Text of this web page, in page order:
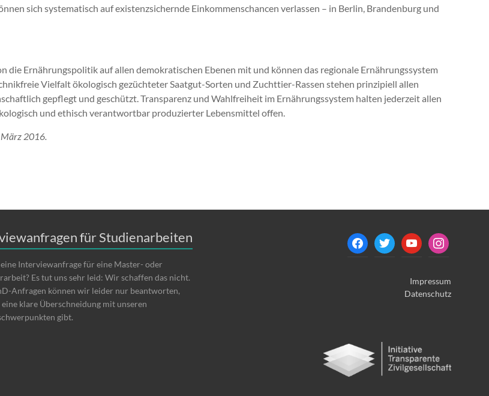
sich systematisch auf existenzsichernde Einkommenschancen verlassen – in Berlin, Brandenburg und
die Ernährungspolitik auf allen demokratischen Ebenen mit und können das regionale Ernährungssystem
Vielfalt ökologisch gezüchteter Saatgut-Sorten und Zuchttier-Rassen stehen prinzipiell allen
gepflegt und geschützt. Transparenz und Wahlfreiheit im Ernährungssystem halten jederzeit allen
und ethisch verantwortbar produzierter Lebensmittel offen.
März 2016.
für Studienarbeiten
Interviewanfrage für eine Master- oder
Es tut uns sehr leid: Wir schaffen das nicht.
Anfragen können wir leider nur beantworten,
eine klare Überschneidung mit unseren
gibt.
Impressum
Datenschutz